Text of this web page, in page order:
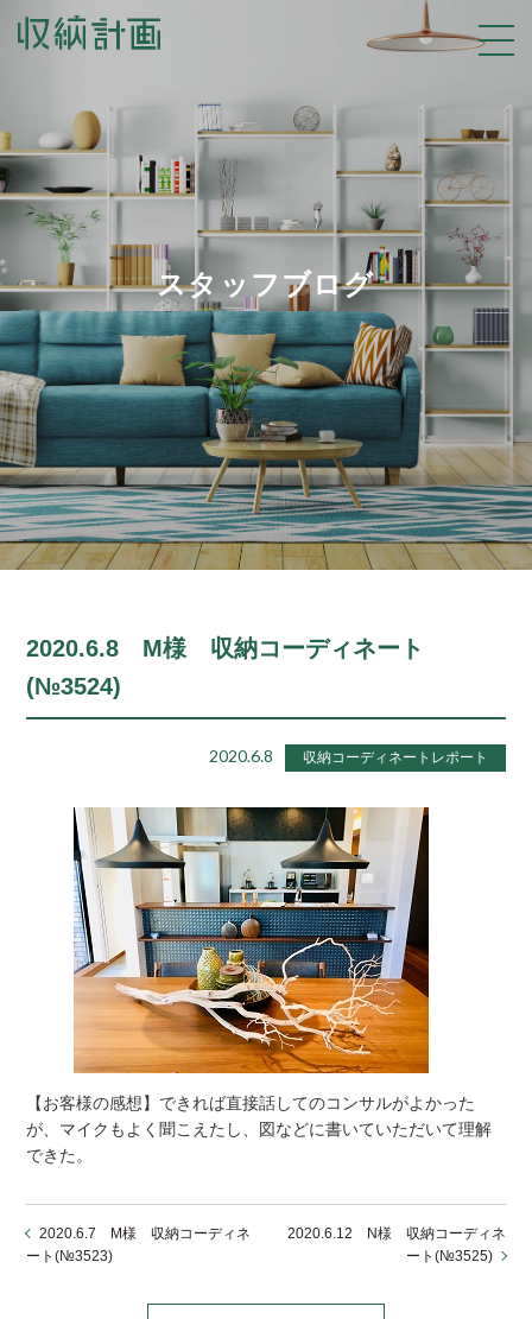
スタッフブログ
2020.6.8 M様 収納コーディネート
(№3524)
2020.6.8 収納コーディネートレポート
【お客様の感想】できれば直接話してのコンサルがよかった
が、マイクもよく聞こえたし、図などに書いていただいて理解
できた。
2020.6.7 M様 収納コーディネ
ート(№3523)
2020.6.12 N様 収納コーディネ
ート(№3525)